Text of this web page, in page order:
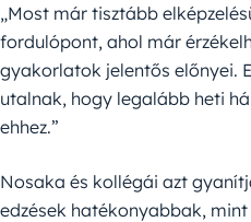
„Most már tisztább
fordulópont, ahol már
gyakorlatok jelentős előnyei.
utalnak, hogy legalább heti
ehhez.”
Nosaka és kollégái azt
edzések hatékonyabbak,